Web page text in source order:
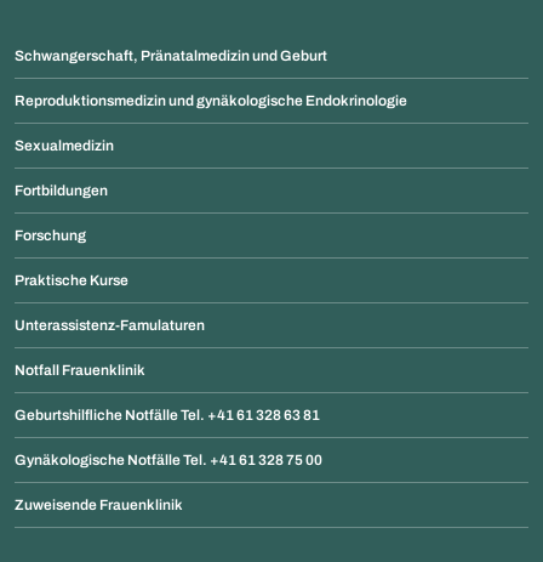
Schwangerschaft, Pränatalmedizin und Geburt
Reproduktionsmedizin und gynäkologische Endokrinologie
Sexualmedizin
Fortbildungen
Forschung
Praktische Kurse
Unterassistenz-Famulaturen
Notfall Frauenklinik
Geburtshilfliche Notfälle Tel. +41 61 328 63 81
Gynäkologische Notfälle Tel. +41 61 328 75 00
Zuweisende Frauenklinik